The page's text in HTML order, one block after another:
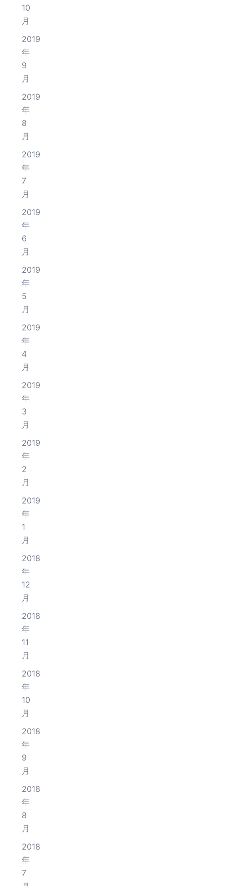
10
月
2019
年
9
月
2019
年
8
月
2019
年
7
月
2019
年
6
月
2019
年
5
月
2019
年
4
月
2019
年
3
月
2019
年
2
月
2019
年
1
月
2018
年
12
月
2018
年
11
月
2018
年
10
月
2018
年
9
月
2018
年
8
月
2018
年
7